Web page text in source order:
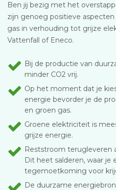
Ben jij bezig met het
zijn genoeg positieve
gas in verhouding tot grijze
Vattenfall of Eneco.
Bij de productie van
minder CO2 vrij.
Op het moment dat je
energie bevorder je de
en groen gas.
Groene elektriciteit is
grijze energie.
Reststroom terugleveren
Dit heet salderen, waar je
tegemoetkoming voor
De duurzame